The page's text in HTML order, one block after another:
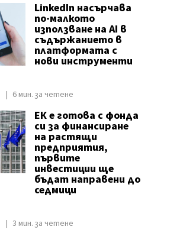
LinkedIn насърчава
по-малкото
използване на AI в
съдържанието в
платформата с
нови инструменти
6 мин. за четене
ЕК е готова с фонда
си за финансиране
на растящи
предприятия,
първите
инвестиции ще
бъдат направени до
седмици
3 мин. за четене